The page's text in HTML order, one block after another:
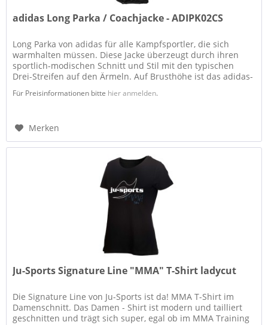
adidas Long Parka / Coachjacke - ADIPK02CS
Long Parka von adidas für alle Kampfsportler, die sich
warmhalten müssen. Diese Jacke überzeugt durch ihren
sportlich-modischen Schnitt und Stil mit den typischen
Drei-Streifen auf den Ärmeln. Auf Brusthöhe ist das adidas-
Für Preisinformationen bitte hier anmelden.
Merken
Ju-Sports Signature Line "MMA" T-Shirt ladycut
Die Signature Line von Ju-Sports ist da! MMA T-Shirt im
Damenschnitt. Das Damen - Shirt ist modern und tailliert
geschnitten und trägt sich super, egal ob im MMA Training